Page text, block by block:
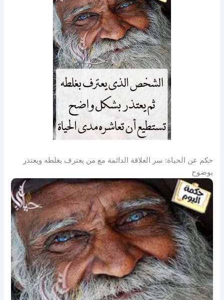
حكم عن الحياة: سر العلاقة الدائمة مع من يعترف بغلطه ويعتذر
بوضوح